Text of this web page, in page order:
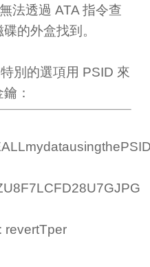
法透過 ATA 指令查
的外盒找到。
別的選項用 PSID 來
：